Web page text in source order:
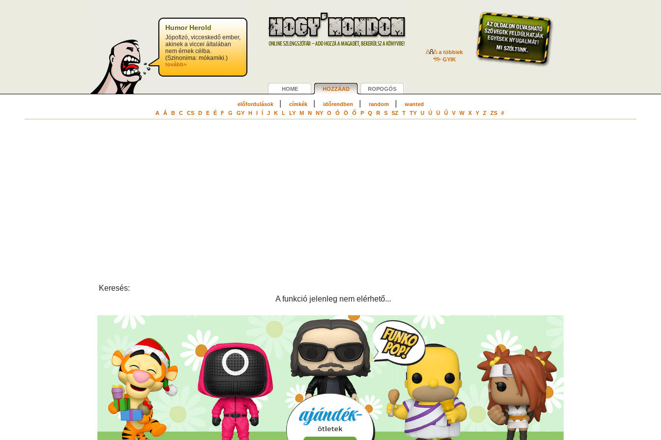
Humor Herold
Jópofizó, vicceskedő ember,
akinek a viccei általában
nem érnek célba.
(Szinonima: mókamiki.)
tovább>
a többiek
GYIK
HOME HOZZÁAD ROPOGÓS
előfordulások| címkék| időrendben random|
wanted
A
Á B C CS D E É F G GY H I Í J K L LY M N NY O Ó Ö Ő P Q R S SZ T TY U Ú Ü Ű V W X Y Z ZS #
Keresés:
A funkció jelenleg nem elérhető...